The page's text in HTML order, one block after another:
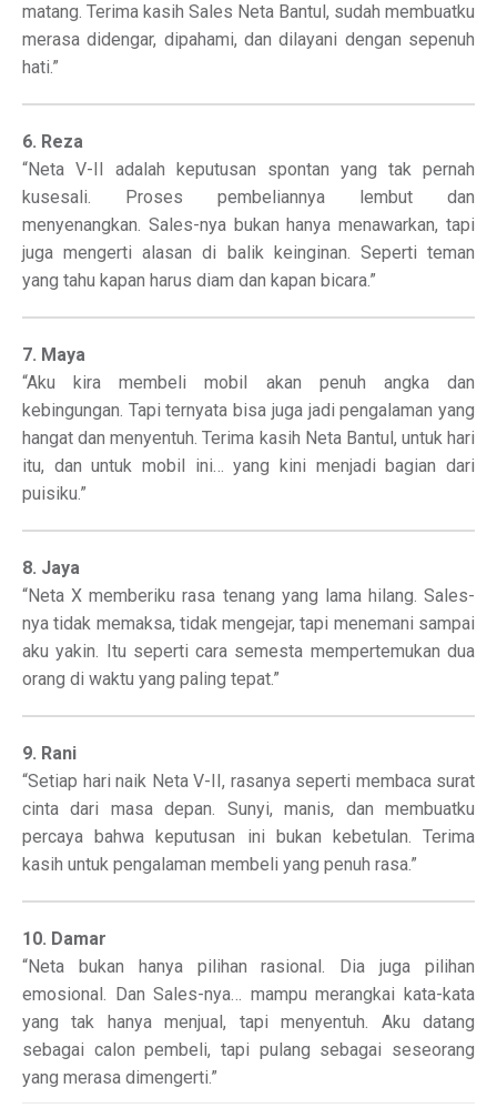
matang. Terima kasih Sales Neta Bantul, sudah membuatku
merasa didengar, dipahami, dan dilayani dengan sepenuh
hati.”
6. Reza
“Neta V-II adalah keputusan spontan yang tak pernah
kusesali. Proses pembeliannya lembut dan
menyenangkan. Sales-nya bukan hanya menawarkan, tapi
juga mengerti alasan di balik keinginan. Seperti teman
yang tahu kapan harus diam dan kapan bicara.”
7. Maya
“Aku kira membeli mobil akan penuh angka dan
kebingungan. Tapi ternyata bisa juga jadi pengalaman yang
hangat dan menyentuh. Terima kasih Neta Bantul, untuk hari
itu, dan untuk mobil ini… yang kini menjadi bagian dari
puisiku.”
8. Jaya
“Neta X memberiku rasa tenang yang lama hilang. Sales-
nya tidak memaksa, tidak mengejar, tapi menemani sampai
aku yakin. Itu seperti cara semesta mempertemukan dua
orang di waktu yang paling tepat.”
9. Rani
“Setiap hari naik Neta V-II, rasanya seperti membaca surat
cinta dari masa depan. Sunyi, manis, dan membuatku
percaya bahwa keputusan ini bukan kebetulan. Terima
kasih untuk pengalaman membeli yang penuh rasa.”
10. Damar
“Neta bukan hanya pilihan rasional. Dia juga pilihan
emosional. Dan Sales-nya… mampu merangkai kata-kata
yang tak hanya menjual, tapi menyentuh. Aku datang
sebagai calon pembeli, tapi pulang sebagai seseorang
yang merasa dimengerti.”